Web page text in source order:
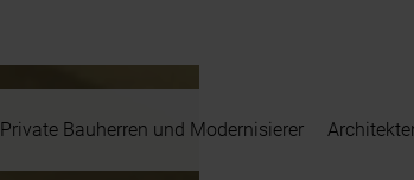
Private Bauherren und Modernisierer